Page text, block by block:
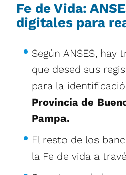
Fe de Vida:
digitales para
Según ANSES,
que desed sus
para la
Provincia de
Pampa.
El resto de los
la Fe de vida a